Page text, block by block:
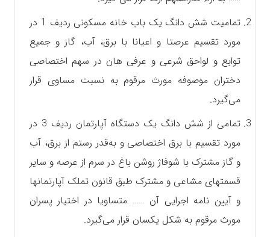
تمامیت شش دانگ یک باب خانه مسکونی ردیف 1 در
مورد تقسیم عرصتا و اعیانا با برق، آب، گاز و جمیع
توابع و لواحق شرعی و عرفی هان در سهم اختصاصی
دختران موصوفه مورث مرقوم به نسبت مساوی قرار
می‌گیرد.
تمامی از شش دانگ یک دستگاه آپارتمان ردیف 3 در
مورد تقسیم با برق اختصاصی و به‌قدر رستم از برق، آب
و گاز مشترک با شوفاژ روشن باغ در سرم از عرصه و سایر
قسمتهای مشاعی و مشترک طبق قانون تملک آپارتمانها
و آیین نامه اجرایی آن …… متساویا در اختیار پسران
مورث مرقوم به شکل یکسان قرار می‌گیرد.